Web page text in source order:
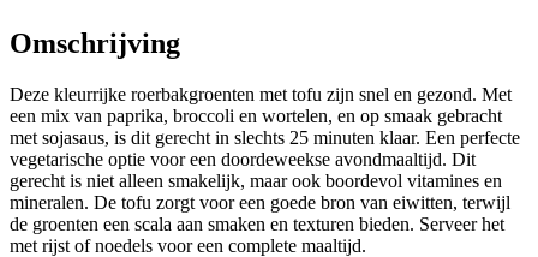
Omschrijving
Deze kleurrijke roerbakgroenten met tofu zijn snel en gezond. Met
een mix van paprika, broccoli en wortelen, en op smaak gebracht
met sojasaus, is dit gerecht in slechts 25 minuten klaar. Een perfecte
vegetarische optie voor een doordeweekse avondmaaltijd. Dit
gerecht is niet alleen smakelijk, maar ook boordevol vitamines en
mineralen. De tofu zorgt voor een goede bron van eiwitten, terwijl
de groenten een scala aan smaken en texturen bieden. Serveer het
met rijst of noedels voor een complete maaltijd.